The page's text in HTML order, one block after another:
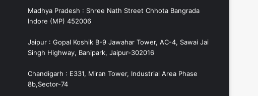
Madhya Pradesh : Shree Nath Street Chhota Bangrada
Indore (MP) 452006
Jaipur : Gopal Koshik B-9 Jawahar Tower, AC-4, Sawai Jai
Singh Highway, Banipark, Jaipur-302016
Chandigarh : E331, Miran Tower, Industrial Area Phase
8b,Sector-74